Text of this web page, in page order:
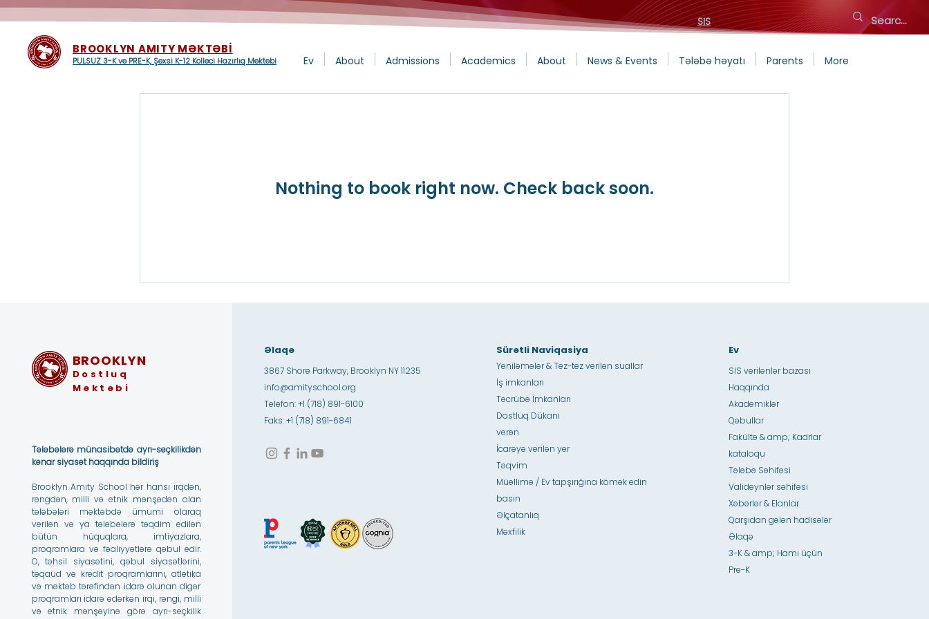
SIS
BROOKLYN AMITY MƏKTƏBİ
PULSUZ 3-K və PRE-K, Şəxsi K-12 Kolleci Hazırlıq Məktəbi Ev About Admissions Academics About News & Events Tələbə həyatı Parents More
Nothing to book right now. Check back soon.
BROOKLYN
Dostluq
Məktəbi
Tələbələrə münasibətdə ayrı-seçkilikdən
kənar siyasət haqqında bildiriş
Brooklyn Amity School hər hansı irqdən,
rəngdən, milli və etnik mənşədən olan
tələbələri məktəbdə ümumi olaraq
verilən və ya tələbələrə təqdim edilən
bütün hüquqlara, imtiyazlara,
proqramlara və fəaliyyətlərə qəbul edir.
O, təhsil siyasətini, qəbul siyasətlərini,
təqaüd və kredit proqramlarını, atletika
və məktəb tərəfindən idarə olunan digər
proqramları idarə edərkən irqi, rəngi, milli
və etnik mənşəyinə görə ayrı-seçkilik
Əlaqə
3867 Shore Parkway, Brooklyn NY 11235
info@amityschool.org
Telefon: +1 (718) 891-6100
Faks: +1 (718) 891-6841
Sürətli Naviqasiya
Yeniləmələr & Tez-tez verilən suallar
İş imkanları
Təcrübə İmkanları
Dostluq Dükanı
verən
İcarəyə verilən yer
Təqvim
Müəllimə / Ev tapşırığına kömək edin
basın
Əlçatanlıq
Məxfilik
Ev
SIS verilənlər bazası
Haqqında
Akademiklər
Qəbullar
Fakültə & amp; Kadrlar
kataloqu
Tələbə Səhifəsi
Valideynlər səhifəsi
Xəbərlər & Elanlar
Qarşıdan gələn hadisələr
Əlaqə
3-K & amp; Hamı üçün
Pre-K